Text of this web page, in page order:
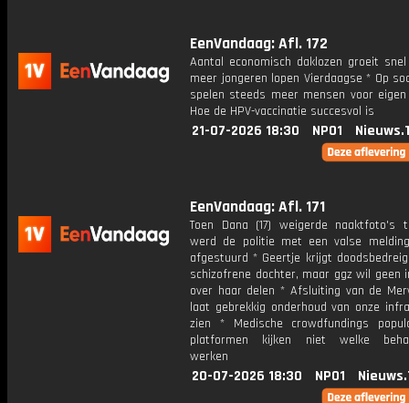
EenVandaag: Afl. 172
Aantal economisch daklozen groeit
meer jongeren lopen Vierdaagse * Op
spelen steeds meer mensen voor
Hoe de HPV-vaccinatie succesvol is
21-07-2026 18:30 NPO1
EenVandaag: Afl. 171
Toen Dana (17) weigerde naaktfoto's
werd de politie met een valse
afgestuurd * Geertje krijgt
schizofrene dochter, maar ggz wil geen
over haar delen * Afsluiting van de
laat gebrekkig onderhoud van onze
zien * Medische crowdfundings
platformen kijken niet welke
werken
20-07-2026 18:30 NPO1